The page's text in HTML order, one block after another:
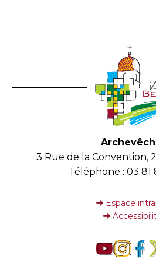
3 Rue de la Convention,
Téléphone : 03 81
Espace